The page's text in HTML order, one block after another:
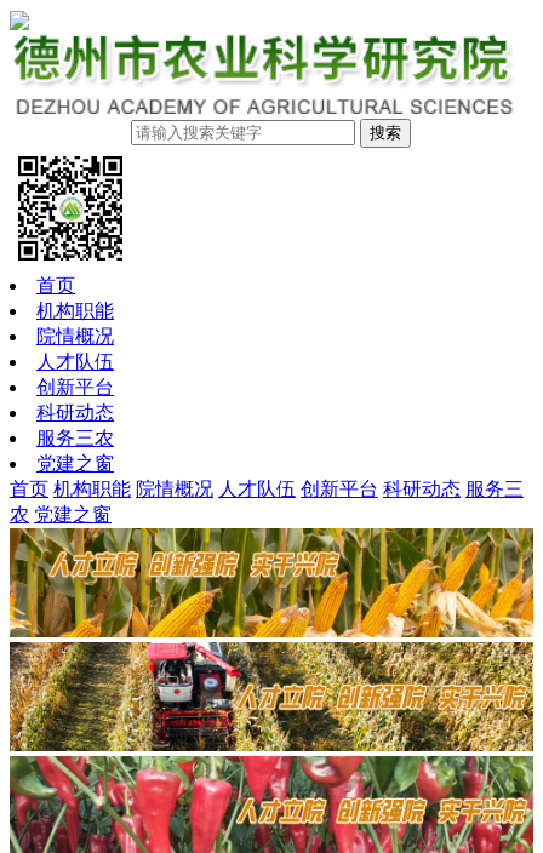
搜索
首页
机构职能
院情概况
人才队伍
创新平台
科研动态
服务三农
党建之窗
首页 机构职能 院情概况 人才队伍 创新平台 科研动态 服务三
农 党建之窗